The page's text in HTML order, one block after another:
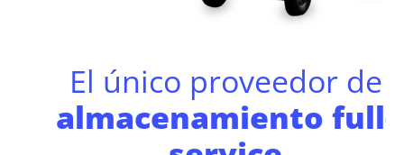
El único proveedor de
almacenamiento full-